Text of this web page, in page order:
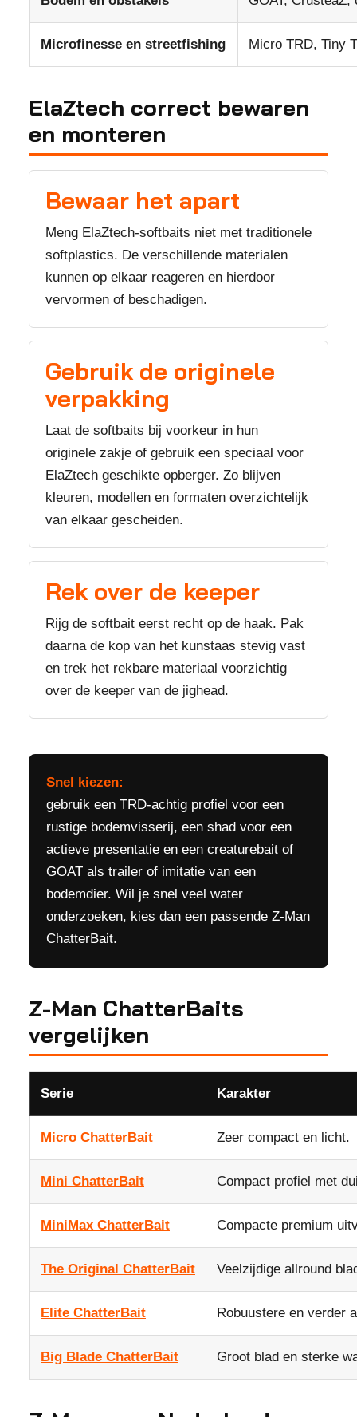
Microfinesse en streetfishing Micro TRD, Tiny
ElaZtech correct bewaren
en monteren
Bewaar het apart
Meng ElaZtech-softbaits niet met traditionele
softplastics. De verschillende materialen
kunnen op elkaar reageren en hierdoor
vervormen of beschadigen.
Gebruik de originele
verpakking
Laat de softbaits bij voorkeur in hun
originele zakje of gebruik een speciaal voor
ElaZtech geschikte opberger. Zo blijven
kleuren, modellen en formaten overzichtelijk
van elkaar gescheiden.
Rek over de keeper
Rijg de softbait eerst recht op de haak. Pak
daarna de kop van het kunstaas stevig vast
en trek het rekbare materiaal voorzichtig
over de keeper van de jighead.
Snel kiezen:
gebruik een TRD-achtig profiel voor een
rustige bodemvisserij, een shad voor een
actieve presentatie en een creaturebait of
GOAT als trailer of imitatie van een
bodemdier. Wil je snel veel water
onderzoeken, kies dan een passende Z-Man
ChatterBait.
Z-Man ChatterBaits
vergelijken
Serie Karakter
Micro ChatterBait Zeer compact en licht.
Mini ChatterBait Compact profiel met
MiniMax ChatterBait Compacte premium
The Original ChatterBait Veelzijdige allround
Elite ChatterBait Robuustere en verder
Big Blade ChatterBait Groot blad en sterke